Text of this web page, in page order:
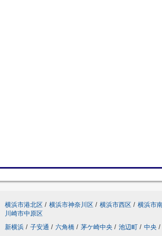
横浜市港北区 / 横浜市神奈川区 / 横浜市西区 / 横浜市
川崎市中原区
新横浜 / 子安通 / 六角橋 / 茅ケ崎中央 / 池辺町 / 中央 /